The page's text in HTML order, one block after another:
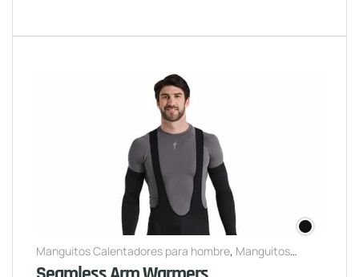
Manguitos Calentadores para hombre, Manguitos
Calentadores para mujer